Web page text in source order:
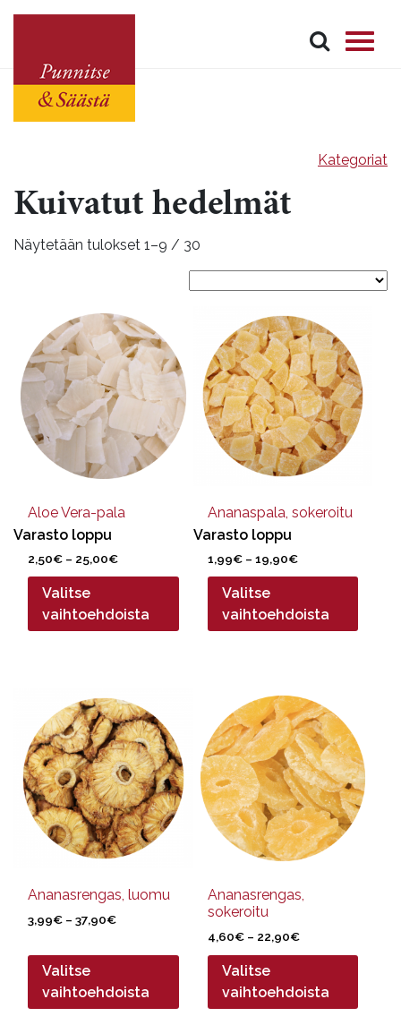
Kategoriat
Kuivatut hedelmät
Näytetään tulokset 1–9 / 30
Aloe Vera-pala
Varasto loppu
2,50€ – 25,00€Hintaluokka:
2,50€
25,00€
Valitse
vaihtoehdoista
tuotteella
on
useampi
muunnelma.
Voit
tehdä
valinnat
sivulla.
Ananaspala, sokeroitu
Varasto loppu
1,99€ – 19,90€Hintaluokka:
1,99€
19,90€
Valitse
vaihtoehdoista
tuotteella
useampi
muunnelma.
Voit
tehdä
valinnat
sivulla.
Ananasrengas, luomu
3,99€ – 37,90€Hintaluokka:
-
Valitse
vaihtoehdoista
tuotteella
useampi
muunnelma.
Voit
tehdä
valinnat
sivulla.
Ananasrengas,
sokeroitu
4,60€ – 22,90€Hintaluokka:
4,60€
22,90€
Valitse
vaihtoehdoista
tuotteella
on
useampi
muunnelma.
Voit
tehdä
valinnat
sivulla.